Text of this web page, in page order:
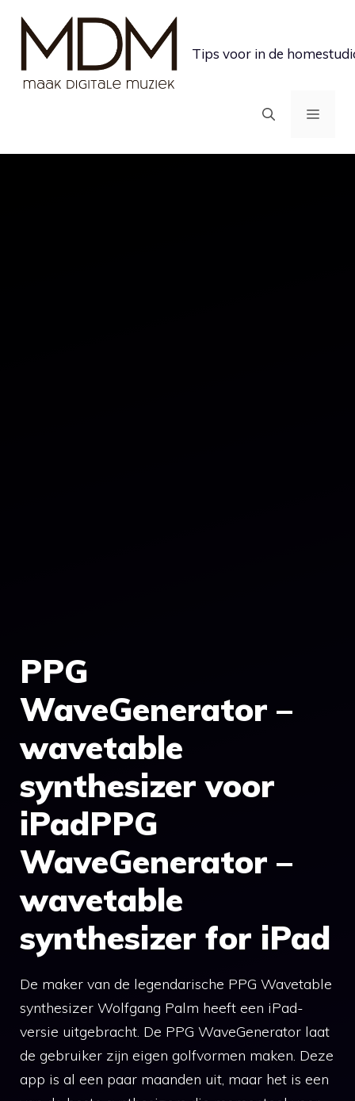
inhoud
Tips voor in de
MENU
PPG
WaveGenerator –
wavetable
synthesizer voor
iPadPPG
WaveGenerator –
wavetable
synthesizer for iPad
De maker van de legendarische PPG Wavetable
synthesizer Wolfgang Palm heeft een iPad-
versie uitgebracht. De PPG WaveGenerator laat
de gebruiker zijn eigen golfvormen maken. Deze
app is al een paar maanden uit, maar het is een